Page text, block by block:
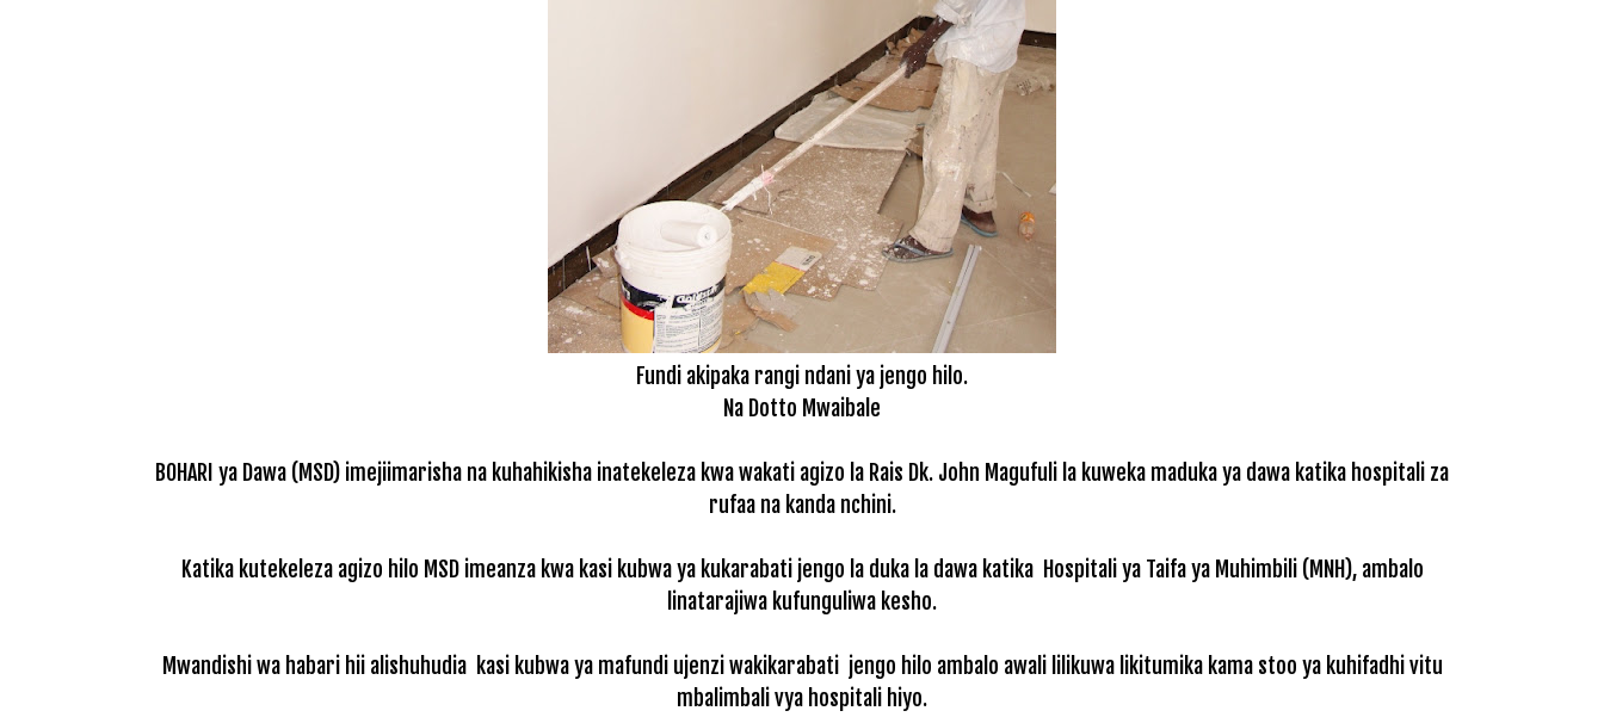
Fundi akipaka rangi ndani ya jengo hilo.
Na Dotto Mwaibale
BOHARI ya Dawa (MSD) imejiimarisha na kuhahikisha inatekeleza kwa wakati agizo la Rais Dk. John Magufuli la kuweka maduka ya dawa katika hospitali za
rufaa na kanda nchini.
Katika kutekeleza agizo hilo MSD imeanza kwa kasi kubwa ya kukarabati jengo la duka la dawa katika Hospitali ya Taifa ya Muhimbili (MNH), ambalo
linatarajiwa kufunguliwa kesho.
Mwandishi wa habari hii alishuhudia kasi kubwa ya mafundi ujenzi wakikarabati jengo hilo ambalo awali lilikuwa likitumika kama stoo ya kuhifadhi vitu
mbalimbali vya hospitali hiyo.